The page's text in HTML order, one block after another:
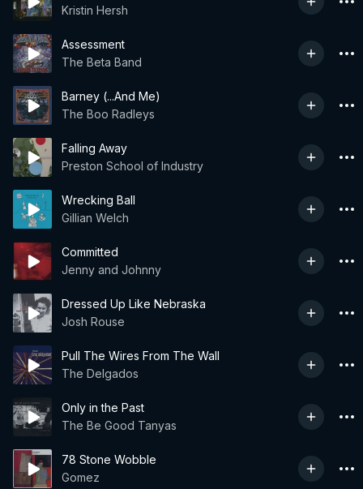
Kristin Hersh
Assessment
The Beta Band
Barney (...And Me)
The Boo Radleys
Falling Away
Preston School of Industry
Wrecking Ball
Gillian Welch
Committed
Jenny and Johnny
Dressed Up Like Nebraska
Josh Rouse
Pull The Wires From The Wall
The Delgados
Only in the Past
The Be Good Tanyas
78 Stone Wobble
Gomez